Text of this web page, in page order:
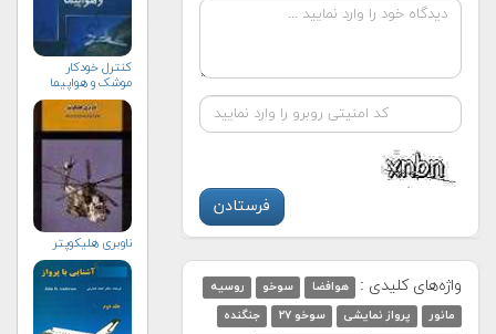
واژه‌های کلیدی : هوافضا سوخو
روسیه
مانور
پرواز نمایشی سوخو ۲۷
جنگنده
کنترل خودکار
موشک و هواپیما
ناوبری هلیكوپتر